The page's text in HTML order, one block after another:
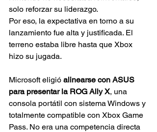
solo reforzar su liderazgo.
Por eso, la expectativa en torno a su
lanzamiento fue alta y justificada. El
terreno estaba libre hasta que Xbox
hizo su jugada.
Microsoft eligió alinearse con ASUS
para presentar la ROG Ally X, una
consola portátil con sistema Windows y
totalmente compatible con Xbox Game
Pass. No era una competencia directa